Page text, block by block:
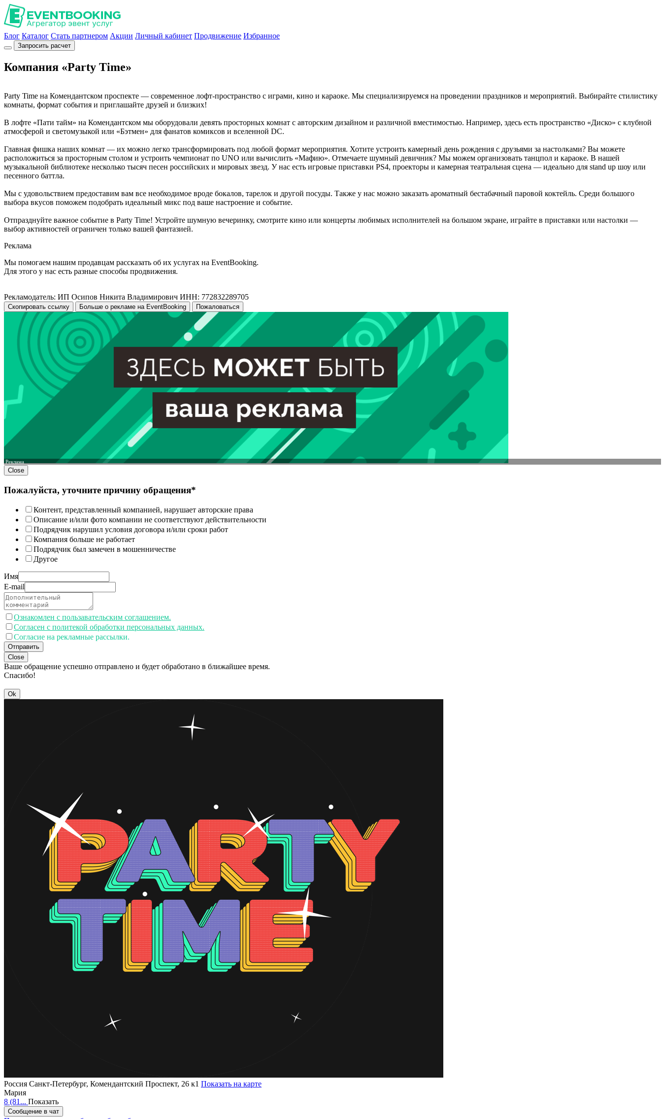
Блог Каталог Стать партнером Акции Личный кабинет Продвижение Избранное
Запросить расчет
Компания «Party Time»
Party Time на Комендантском проспекте — современное лофт-пространство с играми, кино и караоке. Мы специализируемся на проведении праздников и мероприятий. Выбирайте стилистику
комнаты, формат события и приглашайте друзей и близких!
В лофте «Пати тайм» на Комендантском мы оборудовали девять просторных комнат с авторским дизайном и различной вместимостью. Например, здесь есть пространство «Диско» с клубной
атмосферой и светомузыкой или «Бэтмен» для фанатов комиксов и вселенной DC.
Главная фишка наших комнат — их можно легко трансформировать под любой формат мероприятия. Хотите устроить камерный день рождения с друзьями за настолками? Вы можете
расположиться за просторным столом и устроить чемпионат по UNO или вычислить «Мафию». Отмечаете шумный девичник? Мы можем организовать танцпол и караоке. В нашей
музыкальной библиотеке несколько тысяч песен российских и мировых звезд. У нас есть игровые приставки PS4, проекторы и камерная театральная сцена — идеально для stand up шоу или
песенного баттла.
Мы с удовольствием предоставим вам все необходимое вроде бокалов, тарелок и другой посуды. Также у нас можно заказать ароматный бестабачный паровой коктейль. Среди большого
выбора вкусов поможем подобрать идеальный микс под ваше настроение и событие.
Отпразднуйте важное событие в Party Time! Устройте шумную вечеринку, смотрите кино или концерты любимых исполнителей на большом экране, играйте в приставки или настолки —
выбор активностей ограничен только вашей фантазией.
Реклама
Мы помогаем нашим продавцам рассказать об их услугах на EventBooking.
Для этого у нас есть разные способы продвижения.
Рекламодатель: ИП Осипов Никита Владимирович ИНН: 772832289705
Скопировать ссылку Больше о рекламе на EventBooking Пожаловаться
Реклама
Close
Пожалуйста, уточните причину обращения*
Контент, представленный компанией, нарушает авторские права
Описание и/или фото компании не соответствуют действительности
Подрядчик нарушил условия договора и/или сроки работ
Компания больше не работает
Подрядчик был замечен в мошенничестве
Другое
Имя
E-mail
Ознакомлен с пользавательским соглашением.
Согласен с политекой обработки персональных данных.
Согласие на рекламные рассылки.
Отправить
Close
Ваше обращение успешно отправлено и будет обработано в ближайшее время.
Спасибо!
Ok
Россия Санкт-Петербург, Комендантский Проспект, 26 к1 Показать на карте
Мария
8 (81... Показать
Сообщение в чат